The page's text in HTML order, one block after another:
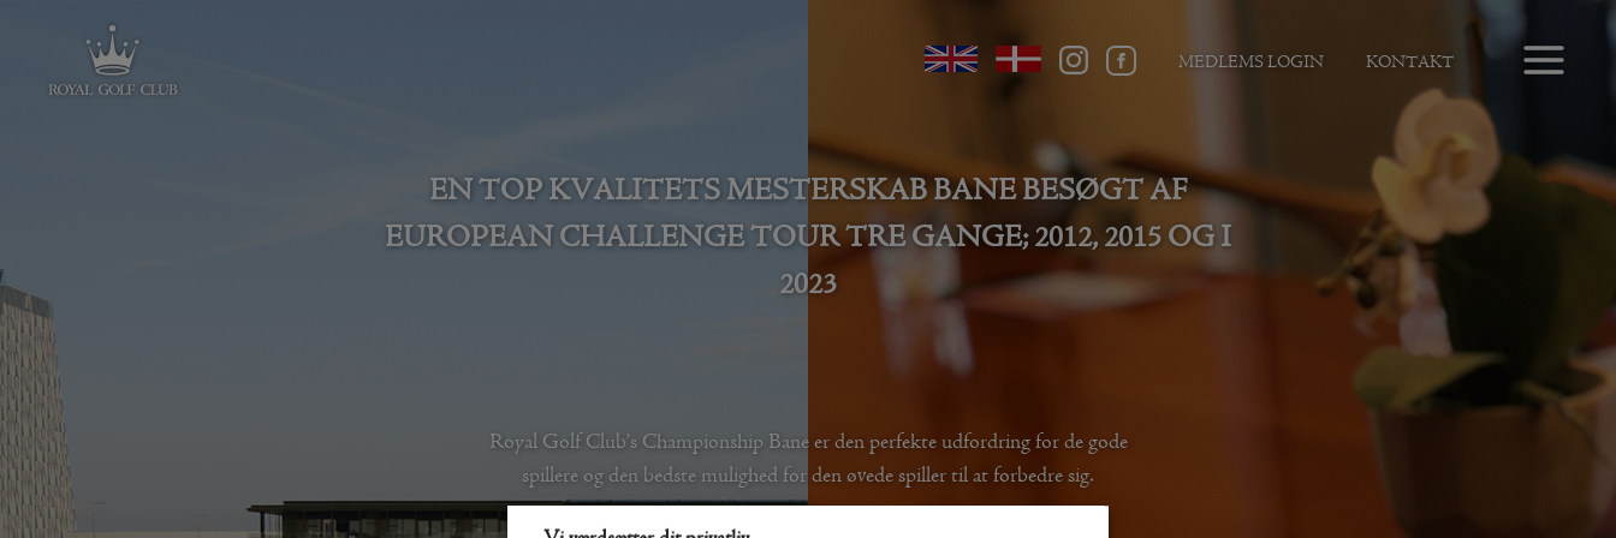
KONTAKT
MEDLEMS LOGIN
EN TOP KVALITETS MESTERSKAB BANE BESØGT AF
EUROPEAN CHALLENGE TOUR TRE GANGE; 2012, 2015 OG I
2023
Royal Golf Club’s Championship Bane er den perfekte udfordring for de gode
spillere og den bedste mulighed for den øvede spiller til at forbedre sig.